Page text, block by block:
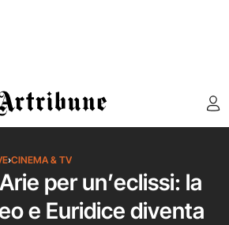
Artribune
›CINEMA & TV
per un’eclissi: la
e Euridice diventa